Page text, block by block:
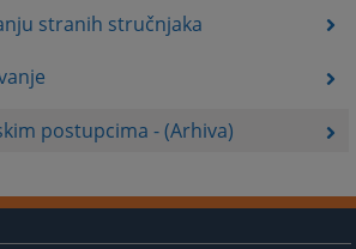
stranih stručnjaka
postupcima - (Arhiva)